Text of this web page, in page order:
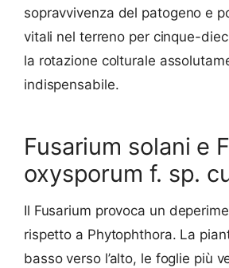
sopravvivenza del patogeno e
vitali nel terreno per cinque-
la rotazione colturale
indispensabile.
Fusarium solani e
oxysporum f. sp.
Il Fusarium provoca un
rispetto a Phytophthora. La
basso verso l’alto, le foglie più